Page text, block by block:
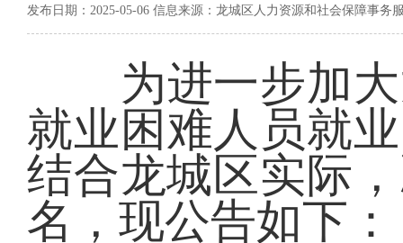
发布日期：2025-05-06 信息来源：龙城区人力资源和社会保障事务
为进一步加大
就业困难人员就
结合龙城区实际
名，现公告如下：